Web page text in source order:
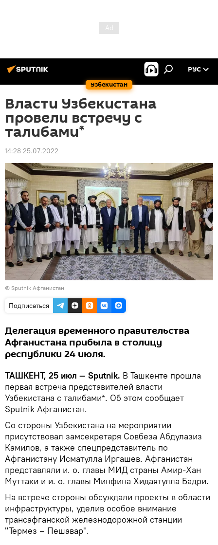
Узбекистан
РУС
Власти Узбекистана
провели встречу с
талибами*
14:28 25.07.2022
© Sputnik Афганистан
Подписаться
Делегация временного правительства
Афганистана прибыла в столицу
республики 24 июля.
ТАШКЕНТ, 25 июл — Sputnik. В Ташкенте прошла
первая встреча представителей власти
Узбекистана с талибами*. Об этом сообщает
Sputnik Афганистан.
Со стороны Узбекистана на мероприятии
присутствовал замсекретаря Совбеза Абдулазиз
Камилов, а также спецпредставитель по
Афганистану Исматулла Иргашев. Афганистан
представляли и. о. главы МИД страны Амир-Хан
Муттаки и и. о. главы Минфина Хидаятулла Бадри.
На встрече стороны обсуждали проекты в области
инфраструктуры, уделив особое внимание
трансафганской железнодорожной станции
"Термез – Пешавар".